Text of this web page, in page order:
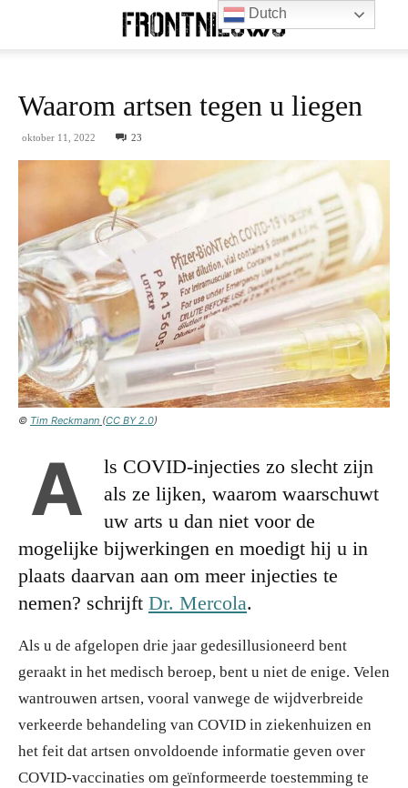
Waarom artsen tegen u liegen
oktober 11, 2022 23
© Tim Reckmann (CC BY 2.0)
A
ls COVID-injecties zo slecht zijn
als ze lijken, waarom waarschuwt
uw arts u dan niet voor de
mogelijke bijwerkingen en moedigt hij u in
plaats daarvan aan om meer injecties te
nemen? schrijft Dr. Mercola.
Als u de afgelopen drie jaar gedesillusioneerd bent
geraakt in het medisch beroep, bent u niet de enige. Velen
wantrouwen artsen, vooral vanwege de wijdverbreide
verkeerde behandeling van COVID in ziekenhuizen en
het feit dat artsen onvoldoende informatie geven over
COVID-vaccinaties om geïnformeerde toestemming te
Dutch